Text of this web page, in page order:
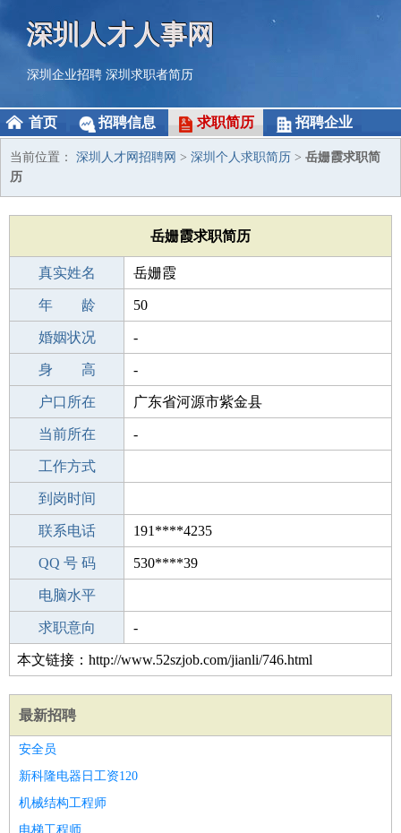
深圳人才人事网
深圳企业招聘 深圳求职者简历
首页 招聘信息 求职简历 招聘企业
当前位置： 深圳人才网招聘网 > 深圳个人求职简历 > 岳姗霞求职简
历
岳姗霞求职简历
真实姓名 岳姗霞
性 别 女
年 龄 50
出生年月 1976-11-17
婚姻状况 -
学 历 专科
身 高 -
毕业学校 专科
户口所在 广东省河源市紫金县
所学专业 -
当前所在 -
工作经验
工作方式
驾 照
到岗时间
期望月薪
联系电话 191****4235
手机号码 191****4235
QQ 号 码 530****39
微信号码
电脑水平
外语水平
求职意向 -
本文链接：http://www.52szjob.com/jianli/746.html
最新招聘
安全员
新科隆电器日工资120
机械结构工程师
电梯工程师